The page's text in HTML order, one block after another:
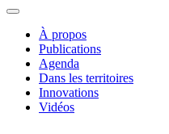
À propos
Publications
Agenda
Dans les territoires
Innovations
Vidéos